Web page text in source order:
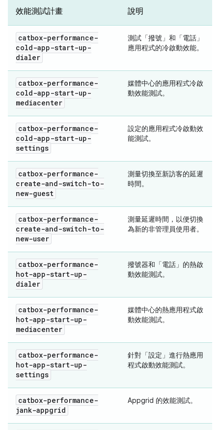
效能測試計畫 說明
catbox-performance-
cold-app-start-up-
dialer
測試「撥號」和「電話」
應用程式的冷啟動效能。
catbox-performance-
cold-app-start-up-
mediacenter
媒體中心的應用程式冷啟
動效能測試。
catbox-performance-
cold-app-start-up-
settings
設定的應用程式冷啟動效
能測試。
catbox-performance-
create-and-switch-to-
new-guest
測量切換至新訪客的延遲
時間。
catbox-performance-
create-and-switch-to-
new-user
測量延遲時間，以便切換
為新的非管理員使用者。
catbox-performance-
hot-app-start-up-
dialer
撥號器和「電話」的熱啟
動效能測試。
catbox-performance-
hot-app-start-up-
mediacenter
媒體中心的熱應用程式啟
動效能測試。
catbox-performance-
hot-app-start-up-
settings
針對「設定」進行熱應用
程式啟動效能測試。
catbox-performance-
jank-appgrid
Appgrid 的效能測試。